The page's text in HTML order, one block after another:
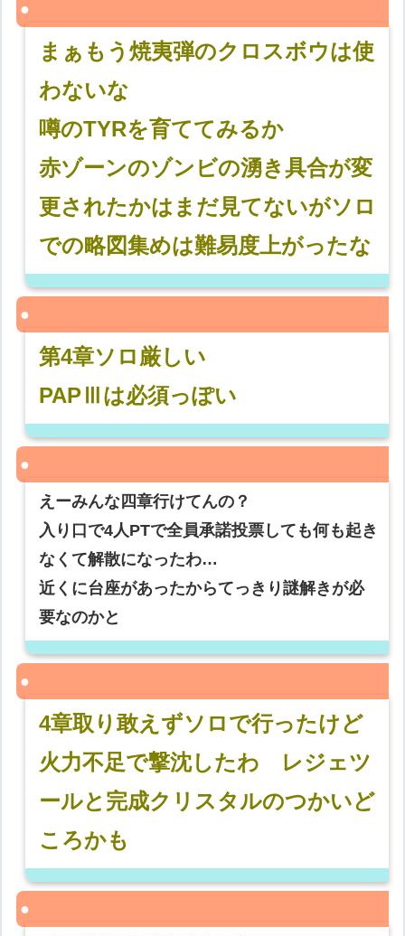
まぁもう焼夷弾のクロスボウは使
わないな
噂のTYRを育ててみるか
赤ゾーンのゾンビの湧き具合が変
更されたかはまだ見てないがソロ
での略図集めは難易度上がったな
第4章ソロ厳しい
PAPⅢは必須っぽい
えーみんな四章行けてんの？
入り口で4人PTで全員承諾投票しても何も起き
なくて解散になったわ…
近くに台座があったからてっきり謎解きが必
要なのかと
4章取り敢えずソロで行ったけど
火力不足で撃沈したわ レジェツ
ールと完成クリスタルのつかいど
ころかも